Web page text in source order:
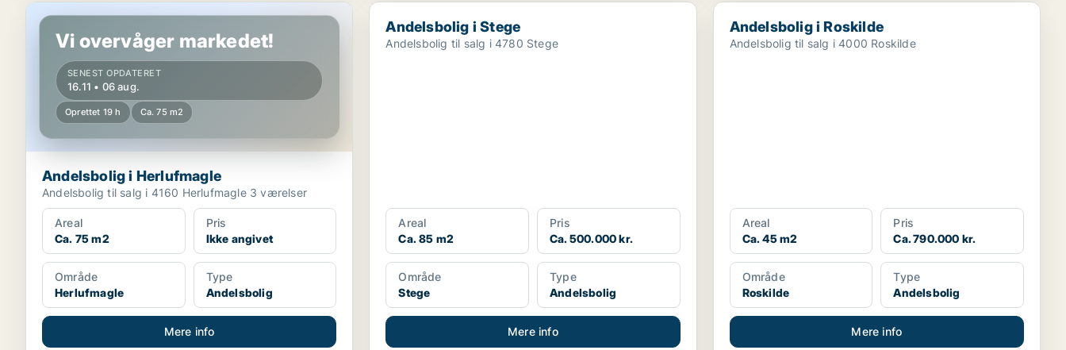
Andelsbolig i Herlufmagle
Vi overvåger markedet!
SENEST OPDATERET
16.11 • 06 aug.
Oprettet 19 h Ca. 75 m2
Andelsbolig i Herlufmagle
Andelsbolig til salg i 4160 Herlufmagle 3 værelser
Areal
Ca. 75 m2
Pris
Ikke angivet
Område
Herlufmagle
Type
Andelsbolig
Mere info
Andelsbolig i Stege
Andelsbolig i Stege
Andelsbolig til salg i 4780 Stege
Areal
Ca. 85 m2
Pris
Ca. 500.000 kr.
Område
Stege
Type
Andelsbolig
Mere info
Andelsbolig i Roskilde
Andelsbolig i Roskilde
Andelsbolig til salg i 4000 Roskilde
Areal
Ca. 45 m2
Pris
Ca. 790.000 kr.
Område
Roskilde
Type
Andelsbolig
Mere info